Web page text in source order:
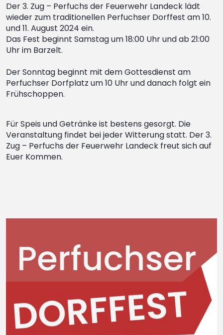
Der 3. Zug – Perfuchs der Feuerwehr Landeck lädt
wieder zum traditionellen Perfuchser Dorffest am 10.
und 11. August 2024 ein.
Das Fest beginnt Samstag um 18:00 Uhr und ab 21:00
Uhr im Barzelt.
Der Sonntag beginnt mit dem Gottesdienst am
Perfuchser Dorfplatz um 10 Uhr und danach folgt ein
Frühschoppen.
Für Speis und Getränke ist bestens gesorgt. Die
Veranstaltung findet bei jeder Witterung statt. Der 3.
Zug – Perfuchs der Feuerwehr Landeck freut sich auf
Euer Kommen.